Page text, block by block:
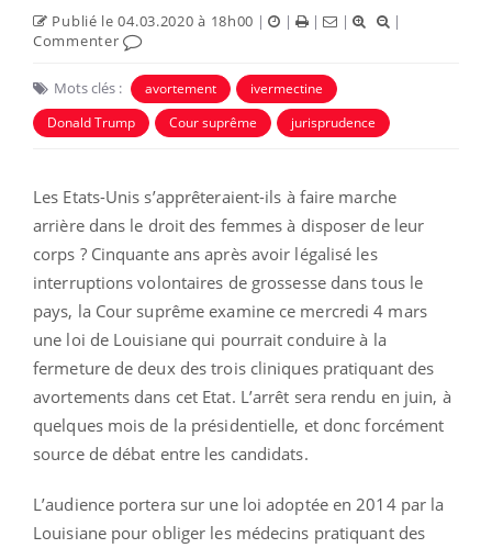
Publié le 04.03.2020 à 18h00 | | | |
|
Commenter
Mots clés : avortement
ivermectine
Donald Trump
Cour suprême jurisprudence
Les Etats-Unis s’apprêteraient-ils à faire marche
arrière dans le droit des femmes à disposer de leur
corps ? Cinquante ans après avoir légalisé les
interruptions volontaires de grossesse dans tous le
pays, la Cour suprême examine ce mercredi 4 mars
une loi de Louisiane qui pourrait conduire à la
fermeture de deux des trois cliniques pratiquant des
avortements dans cet Etat. L’arrêt sera rendu en juin, à
quelques mois de la présidentielle, et donc forcément
source de débat entre les candidats.
L’audience portera sur une loi adoptée en 2014 par la
Louisiane pour obliger les médecins pratiquant des